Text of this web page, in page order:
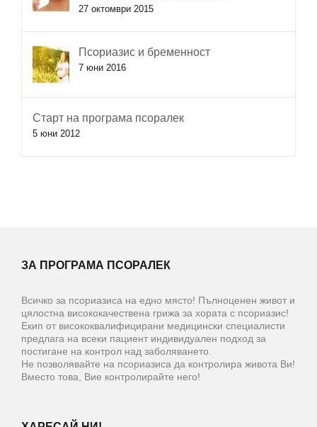
27 октомври 2015
Псориазис и бременност
7 юни 2016
Старт на програма псоралек
5 юни 2012
ЗА ПРОГРАМА ПСОРАЛЕК
Всичко за псориазиса на едно място! Пълноценен живот и
цялостна висококачествена грижа за хората с псориазис!
Екип от висококвалифицирани медицински специалисти
предлага на всеки пациент индивидуален подход за
постигане на контрол над заболяването.
Не позволявайте на псориазиса да контролира живота Ви!
Вместо това, Вие контролирайте него!